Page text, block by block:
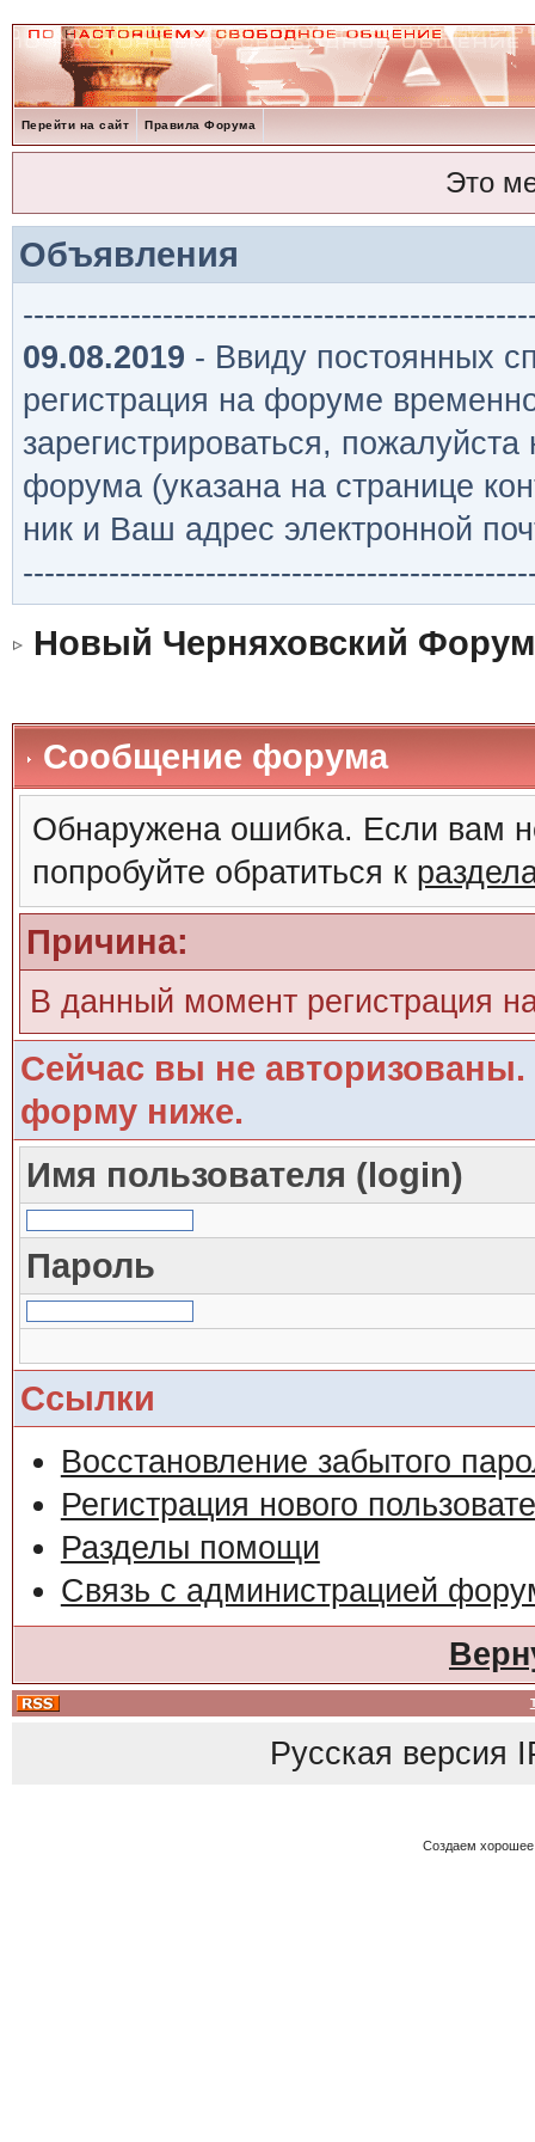
Перейти на сайт Правила Форума
Это
Объявления
09.08.2019 - Ввиду постоянных
регистрация на форуме
зарегистрироваться,
форума (указана на странице
ник и Ваш адрес электронной
Новый Черняховский Форум
Сообщение форума
Обнаружена ошибка. Если вам
попробуйте обратиться к
Причина:
В данный момент регистрация
Сейчас вы не авторизованы.
форму ниже.
Имя пользователя (login)
Пароль
Ссылки
Восстановление забытого
Регистрация нового
Разделы помощи
Связь с администрацией
Русская версия
Создаем